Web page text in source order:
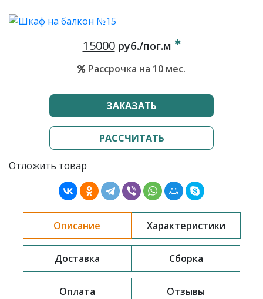
15000руб./пог.м
Рассрочка на 10 мес.
ЗАКАЗАТЬ
РАССЧИТАТЬ
Отложить товар
Описание Характеристики
Доставка Сборка
Оплата
Отзывы